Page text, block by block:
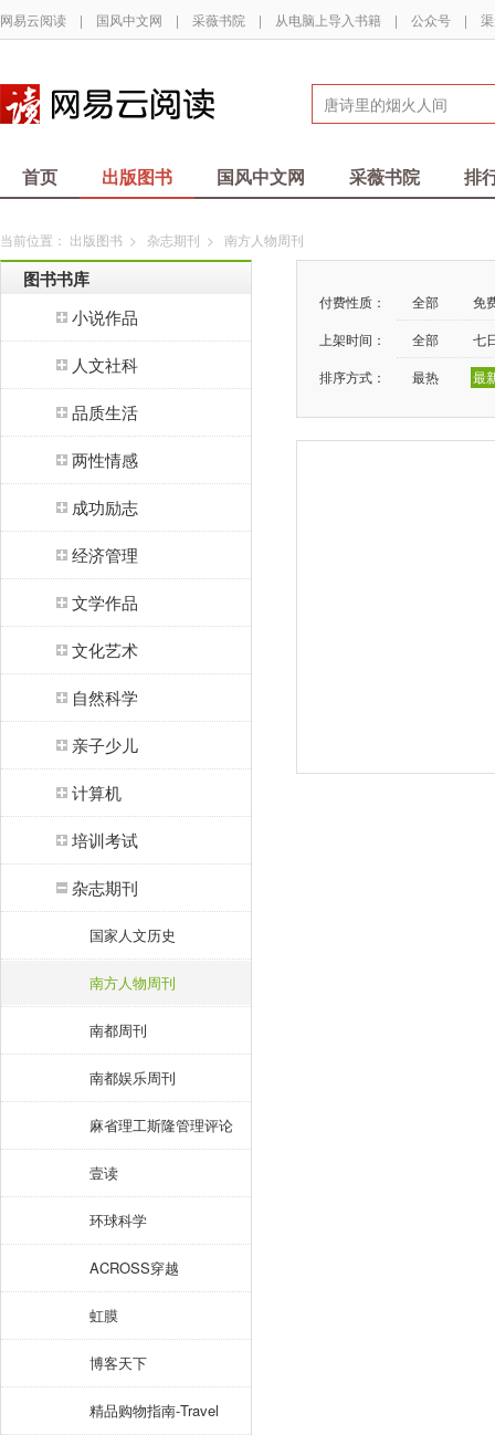
网易云阅读 | 国风中文网 | 采薇书院 | 从电脑上导入书籍 | 公众号 |
首页 出版图书 国风中文网 采薇书院 排
当前位置： 出版图书 > 杂志期刊 > 南方人物周刊
图书书库
小说作品
人文社科
品质生活
两性情感
成功励志
经济管理
文学作品
文化艺术
自然科学
亲子少儿
计算机
培训考试
杂志期刊
国家人文历史
南方人物周刊
南都周刊
南都娱乐周刊
麻省理工斯隆管理评论
壹读
环球科学
ACROSS穿越
虹膜
博客天下
精品购物指南-Travel
付费性质： 全部
免
上架时间：
全部
七
排序方式：
最热 最